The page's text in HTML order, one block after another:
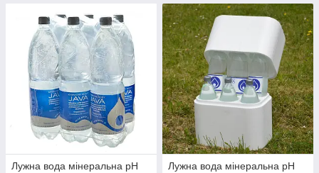
Лужна вода мінеральна pH
Лужна вода мінеральна pH